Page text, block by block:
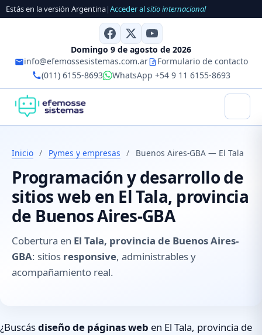
Estás en la versión Argentina|Acceder alsitio internacional
Domingo 9 de agosto de 2026
info@efemossesistemas.com.ar
Formulario de contacto
(011) 6155-8693
WhatsApp +54 9 11 6155-8693
Inicio / Pymes y empresas / Buenos Aires-GBA — El Tala
Programación y desarrollo de
sitios web en El Tala, provincia
de Buenos Aires-GBA
Cobertura en El Tala, provincia de Buenos Aires-
GBA: sitios responsive, administrables y
acompañamiento real.
¿Buscásdiseño de páginas web en El Tala, provincia de